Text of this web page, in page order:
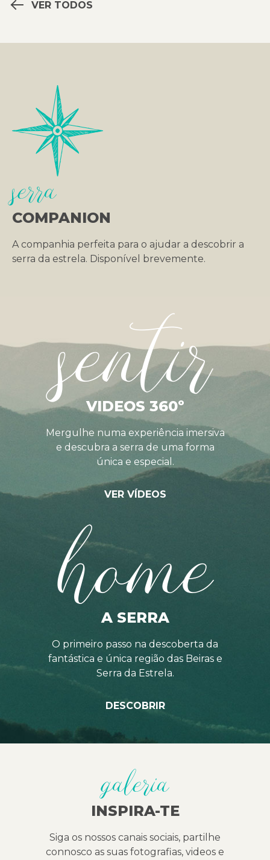
VER TODOS
serra
COMPANION
A companhia perfeita para o ajudar a descobrir a
serra da estrela. Disponível brevemente.
sentir
VIDEOS 360º
Mergulhe numa experiência imersiva
e descubra a serra de uma forma
única e especial.
VER VÍDEOS
home
A SERRA
O primeiro passo na descoberta da
fantástica e única região das Beiras e
Serra da Estrela.
DESCOBRIR
galeria
INSPIRA-TE
Siga os nossos canais sociais, partilhe
connosco as suas fotografias, videos e